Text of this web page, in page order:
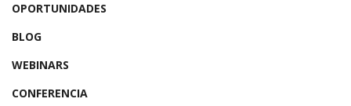
OPORTUNIDADES
BLOG
WEBINARS
CONFERENCIA